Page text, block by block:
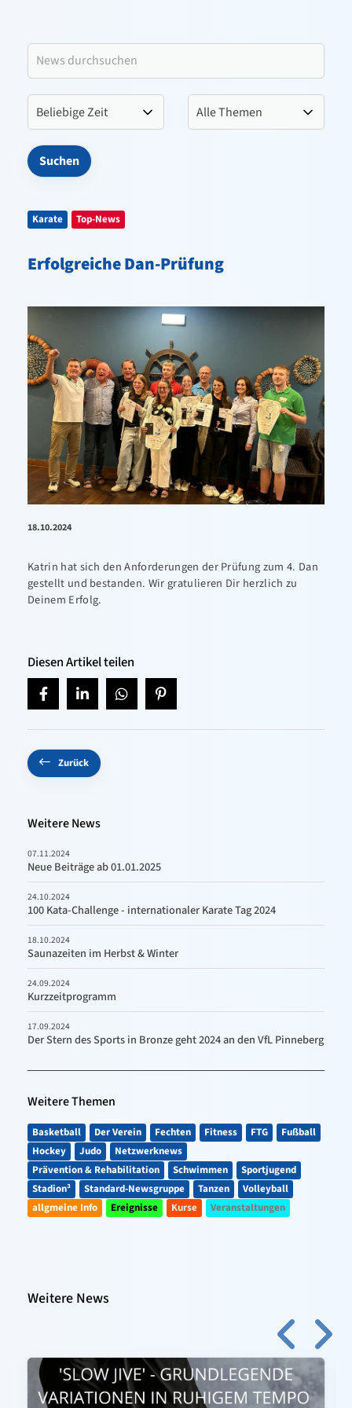
Karate Top-News
Erfolgreiche Dan-Prüfung
18.10.2024
Katrin hat sich den Anforderungen der Prüfung zum 4. Dan
gestellt und bestanden. Wir gratulieren Dir herzlich zu
Deinem Erfolg.
Diesen Artikel teilen
Zurück
Weitere News
07.11.2024
Neue Beiträge ab 01.01.2025
24.10.2024
100 Kata-Challenge - internationaler Karate Tag 2024
18.10.2024
Saunazeiten im Herbst & Winter
24.09.2024
Kurzzeitprogramm
17.09.2024
Der Stern des Sports in Bronze geht 2024 an den VfL Pinneberg
Weitere Themen
Basketball Der Verein Fechten Fitness FTG
Fußball
Hockey
Judo
Netzwerknews
Prävention & Rehabilitation
Schwimmen
Sportjugend
Stadion³
Standard-Newsgruppe Tanzen
Volleyball
allgmeine Info
Ereignisse Kurse Veranstaltungen
Weitere News
Sportangebote
Kontakt